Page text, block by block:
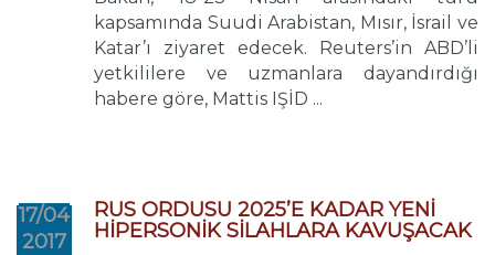
kapsamında Suudi Arabistan, Mısır, İsrail ve
Katar’ı ziyaret edecek. Reuters’in ABD’li
yetkililere ve uzmanlara dayandırdığı
habere göre, Mattis IŞİD ...
17/04
2017
RUS ORDUSU 2025’E KADAR YENİ
HİPERSONİK SİLAHLARA KAVUŞACAK